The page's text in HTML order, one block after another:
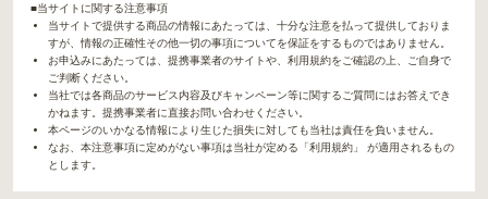
■当サイトに関する注意事項
当サイトで提供する商品の情報にあたっては、十分な注意を払って提供しておりま
すが、情報の正確性その他一切の事項についてを保証をするものではありません。
お申込みにあたっては、提携事業者のサイトや、利用規約をご確認の上、ご自身で
ご判断ください。
当社では各商品のサービス内容及びキャンペーン等に関するご質問にはお答えでき
かねます。提携事業者に直接お問い合わせください。
本ページのいかなる情報により生じた損失に対しても当社は責任を負いません。
なお、本注意事項に定めがない事項は当社が定める「利用規約」 が適用されるもの
とします。